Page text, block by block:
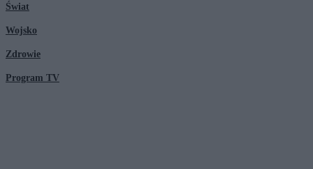
Świat
Wojsko
Zdrowie
Program TV